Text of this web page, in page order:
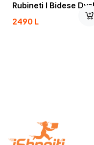
Rubineti I Bidese
2490L